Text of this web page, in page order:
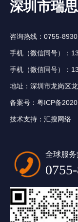
深圳市瑞
咨询热线：0755-
手机（微信同号）：
手机（微信同号）：
地址：深圳市龙岗区
备案号： 粤ICP备
技术支持： 汇搜网络
全球服